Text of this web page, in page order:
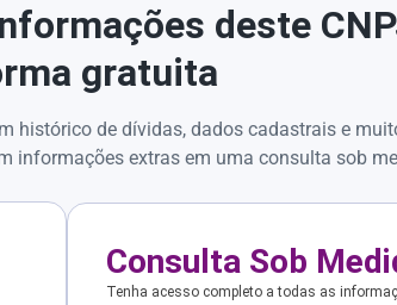
deste
gratuita
histórico de dívidas, dados cadastrais e
informações extras em uma consulta sob
Consulta Sob
Tenha acesso completo a todas as